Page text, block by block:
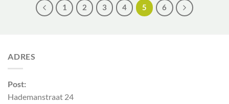
1 2 3 4 5 6
ADRES
Post:
Hademanstraat 24